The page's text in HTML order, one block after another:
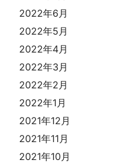
2022年6月
2022年5月
2022年4月
2022年3月
2022年2月
2022年1月
2021年12月
2021年11月
2021年10月